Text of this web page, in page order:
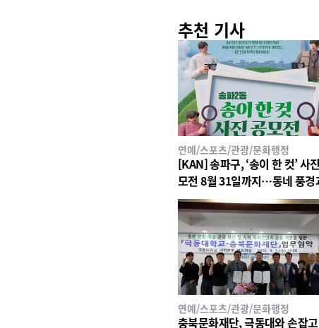
추천 기사
연예/스포츠/관광/문화행정
[KAN] 송파구, ‘송이 한 컷’ 사
모전 8월 31일까지…동네 풍경
일상 공모
연예/스포츠/관광/문화행정
충북문화재단, 극동대와 손잡